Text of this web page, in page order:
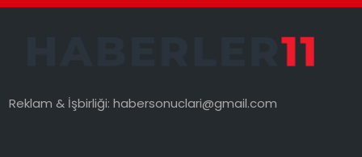
Reklam & İşbirliği:habersonuclari@gmail.com